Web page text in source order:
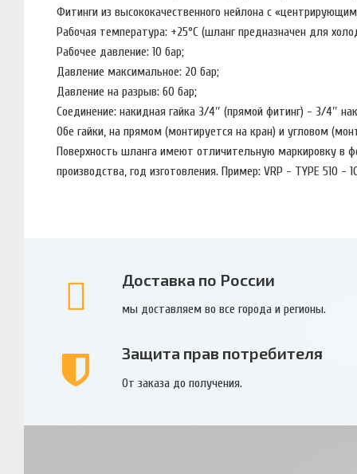
Фитинги из высококачественного нейлона с
Рабочая температура: +25°C (шланг предназначен для
Рабочее давление: 10 бар;
Давление максимальное: 20 бар;
Давление на разрыв: 60 бар;
Соединение: накидная гайка 3/4″ (прямой фитинг) - 3/4″
Обе гайки, на прямом (монтируется на кран) и угловом
Поверхность шланга имеют отличительную маркировку в
производства, год изготовления. Пример: VRP - TYPE 510 -
Доставка по России
мы доставляем во все города и регионы.
Защита прав потребителя
От заказа до получения.